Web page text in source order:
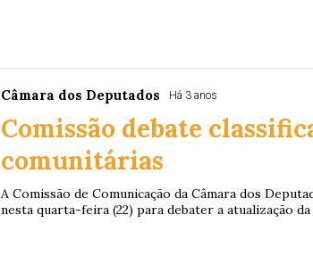
Câmara dos Deputados Há 3 anos
Comissão debate
comunitárias
A Comissão de Comunicação da Câmara dos
nesta quarta-feira (22) para debater a atualização da